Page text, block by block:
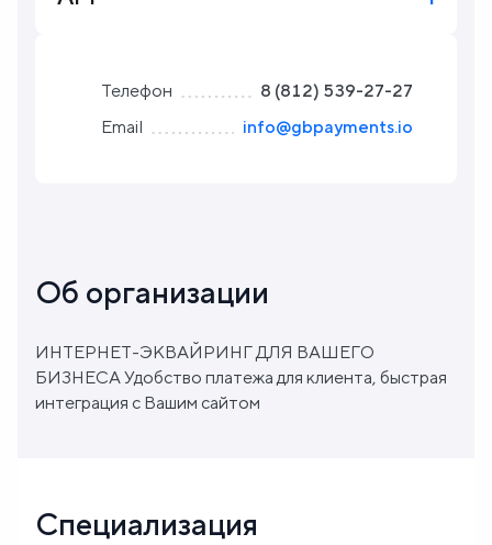
Телефон
8 (812) 539-27-27
Email
info@gbpayments.io
Об организации
ИНТЕРНЕТ-ЭКВАЙРИНГ ДЛЯ ВАШЕГО
БИЗНЕСА Удобство платежа для клиента, быстрая
интеграция с Вашим сайтом
Специализация